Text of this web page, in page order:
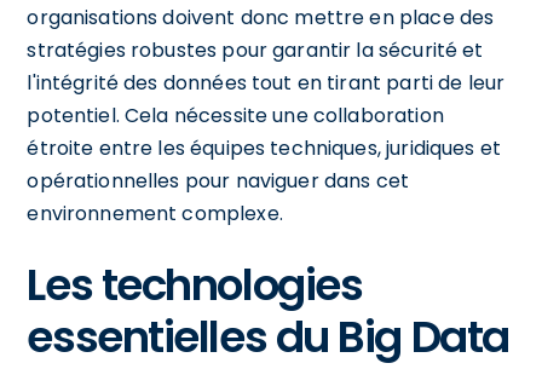
organisations doivent donc mettre en place des
stratégies robustes pour garantir la sécurité et
l'intégrité des données tout en tirant parti de leur
potentiel. Cela nécessite une collaboration
étroite entre les équipes techniques, juridiques et
opérationnelles pour naviguer dans cet
environnement complexe.
Les technologies
essentielles du Big Data